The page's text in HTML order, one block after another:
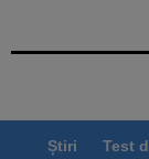
Știri Test